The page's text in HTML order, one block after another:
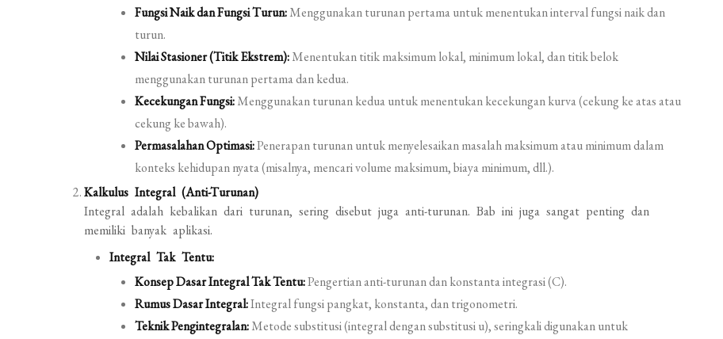
Fungsi Naik dan Fungsi Turun:Menggunakan turunan pertama untuk menentukan interval fungsi naik dan
turun.
Nilai Stasioner (Titik Ekstrem):Menentukan titik maksimum lokal, minimum lokal, dan titik belok
menggunakan turunan pertama dan kedua.
Kecekungan Fungsi:Menggunakan turunan kedua untuk menentukan kecekungan kurva (cekung ke atas atau
cekung ke bawah).
Permasalahan Optimasi:Penerapan turunan untuk menyelesaikan masalah maksimum atau minimum dalam
konteks kehidupan nyata (misalnya, mencari volume maksimum, biaya minimum, dll.).
Kalkulus Integral (Anti-Turunan)
Integral adalah kebalikan dari turunan, sering disebut juga anti-turunan. Bab ini juga sangat penting dan
memiliki banyak aplikasi.
Integral Tak Tentu:
Konsep Dasar Integral Tak Tentu:Pengertian anti-turunan dan konstanta integrasi (C).
Rumus Dasar Integral:Integral fungsi pangkat, konstanta, dan trigonometri.
Teknik Pengintegralan:Metode substitusi (integral dengan substitusi u), seringkali digunakan untuk